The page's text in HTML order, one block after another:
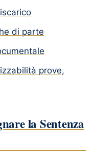
di parte
prove,
la Sentenza